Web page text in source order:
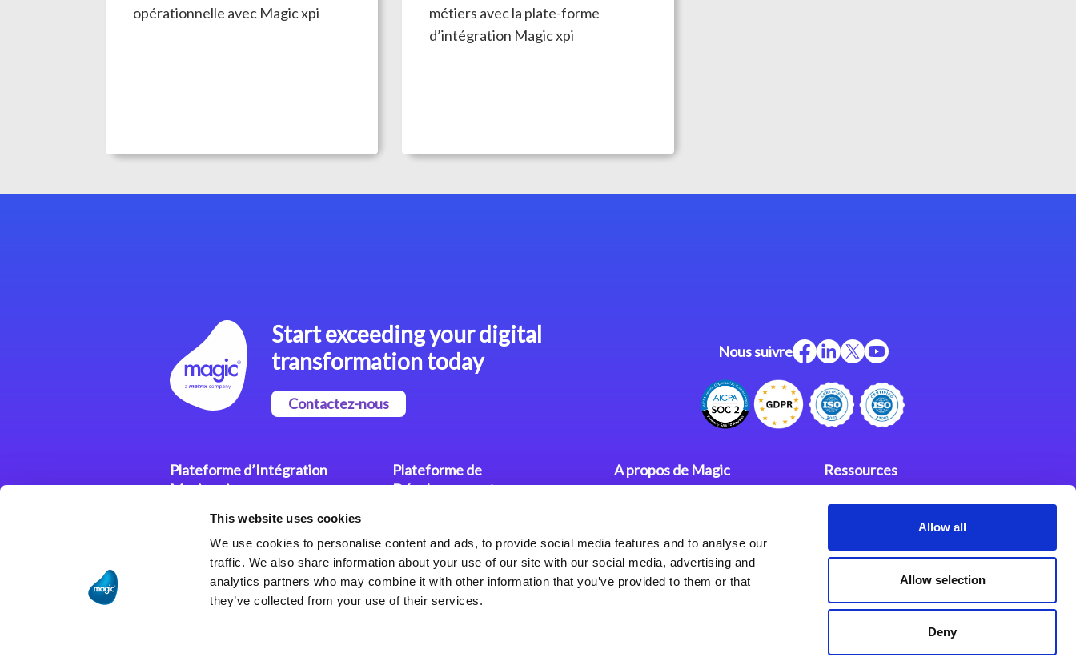
This website uses cookies
We use cookies to personalise content and ads, to provide social media features and to analyse our
traffic. We also share information about your use of our site with our social media, advertising and
analytics partners who may combine it with other information that you’ve provided to them or that
they’ve collected from your use of their services.
Allow all
Allow selection
Deny
opérationnelle avec Magic xpi
métiers avec la plate-forme
d’intégration Magic xpi
Start exceeding your digital
transformation today
Contactez-nous
Nous suivre
Plateforme d’Intégration
Magic xpi
Plateformes d’Intégration
Solutions d’Intégration
Plateforme de
Développement
xpa
Framework Web pour Magic
xpa
A propos de Magic
Politique de Confidentialité
Ressources
Support
Partenaires